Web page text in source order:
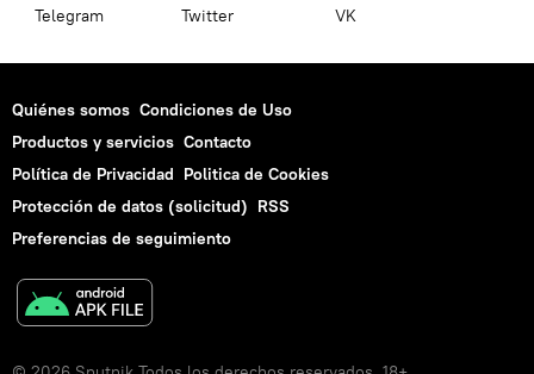
Telegram Twitter VK
Quiénes somos Condiciones de Uso
Productos y servicios Contacto
Política de Privacidad Politica de Cookies
Protección de datos (solicitud) RSS
Preferencias de seguimiento